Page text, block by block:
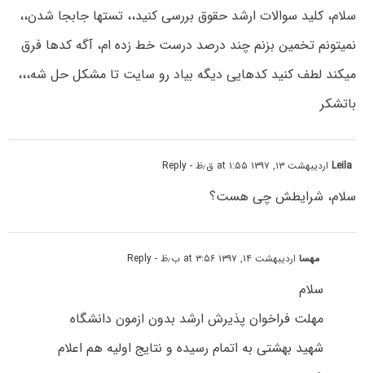
سلام، کلید سوالات ارشد حقوق بررسی کنید،، تستها جابجا شدن،،
نمیتونم تخمین بزنم چند درصد درست خط زده ام، آگه کدها فرق
میکند لطف کنید کدهایی دیگه بیاد رو سایت تا مشکل حل شه،،،
باتشکر
Leilaاردیبهشت ۱۳, ۱۳۹۷ at ۱:۵۵ ق٫ظ - Reply
سلام، شرایطش چی هست؟
مهسااردیبهشت ۱۴, ۱۳۹۷ at ۳:۵۶ ب٫ظ - Reply
سلام
مهلت فراخوان پذیرش ارشد بدون ازمون دانشگاه
شهید بهشتی به اتمام رسیده و نتایج اولیه هم اعلام